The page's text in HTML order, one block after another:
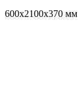
600x2100x370 мм